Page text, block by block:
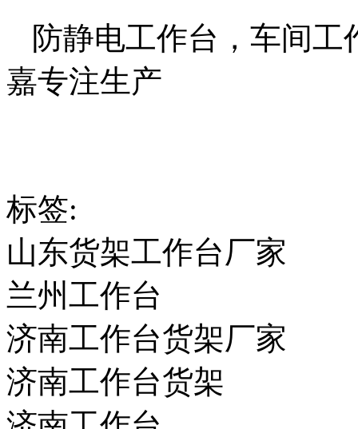
防静电工作台，车间
嘉专注生产
标签:
山东货架工作台厂家
兰州工作台
济南工作台货架厂家
济南工作台货架